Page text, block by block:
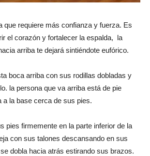
que requiere más confianza y fuerza. Es
el corazón y fortalecer la espalda, la
arriba te dejará sintiéndote eufórico.
boca arriba con sus rodillas dobladas y
la persona que va arriba está de pie
a la base cerca de sus pies.
pies firmemente en la parte inferior de la
con sus talones descansando en sus
dobla hacia atrás estirando sus brazos.